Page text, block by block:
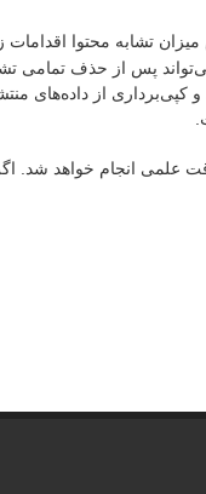
تشابه محتوا
پس از حذف تمامی
از داده‌های
انجام خواهد شد.